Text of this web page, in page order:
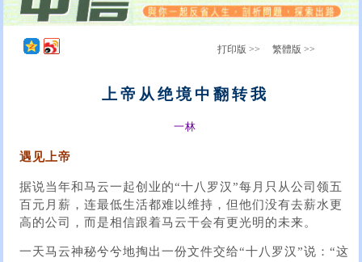
打印版 >> 繁體版 >>
上帝从绝境中翻转我
一林
遇见上帝
据说当年和马云一起创业的“十八罗汉”每月只从公司领五
百元月薪，连最低生活都难以维持，但他们没有去薪水更
高的公司，而是相信跟着马云干会有更光明的未来。
一天马云神秘兮兮地掏出一份文件交给“十八罗汉”说：“这